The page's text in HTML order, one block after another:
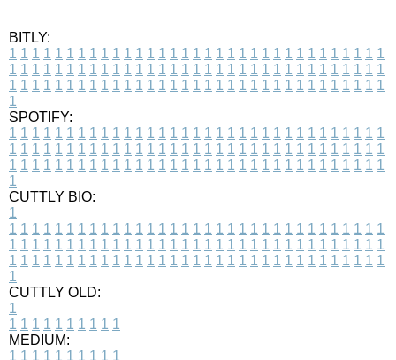
BITLY:
1 1 1 1 1 1 1 1 1 1 1 1 1 1 1 1 1 1 1 1 1 1 1 1 1 1 1 1 1 1 1 1 1
1 1 1 1 1 1 1 1 1 1 1 1 1 1 1 1 1 1 1 1 1 1 1 1 1 1 1 1 1 1 1 1 1
1 1 1 1 1 1 1 1 1 1 1 1 1 1 1 1 1 1 1 1 1 1 1 1 1 1 1 1 1 1 1 1 1
1
SPOTIFY:
1 1 1 1 1 1 1 1 1 1 1 1 1 1 1 1 1 1 1 1 1 1 1 1 1 1 1 1 1 1 1 1 1
1 1 1 1 1 1 1 1 1 1 1 1 1 1 1 1 1 1 1 1 1 1 1 1 1 1 1 1 1 1 1 1 1
1 1 1 1 1 1 1 1 1 1 1 1 1 1 1 1 1 1 1 1 1 1 1 1 1 1 1 1 1 1 1 1 1
1
CUTTLY BIO:
1
1 1 1 1 1 1 1 1 1 1 1 1 1 1 1 1 1 1 1 1 1 1 1 1 1 1 1 1 1 1 1 1 1
1 1 1 1 1 1 1 1 1 1 1 1 1 1 1 1 1 1 1 1 1 1 1 1 1 1 1 1 1 1 1 1 1
1 1 1 1 1 1 1 1 1 1 1 1 1 1 1 1 1 1 1 1 1 1 1 1 1 1 1 1 1 1 1 1 1
1
CUTTLY OLD:
1
1 1 1 1 1 1 1 1 1 1
MEDIUM:
1 1 1 1 1 1 1 1 1 1